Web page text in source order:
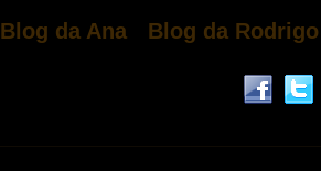
Blog da Ana Blog da Rodrigo